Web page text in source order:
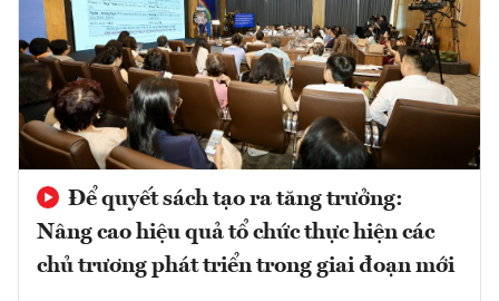
Để quyết sách tạo ra tăng trưởng:
Nâng cao hiệu quả tổ chức thực hiện các
chủ trương phát triển trong giai đoạn mới